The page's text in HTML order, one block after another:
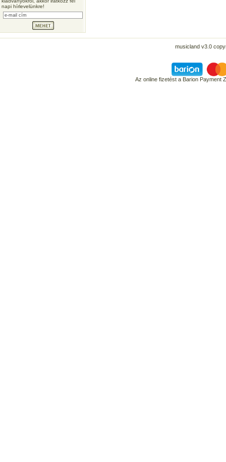
napi hírlevelünkre!
musicland v3.0
Az online fizetést a Barion Payment